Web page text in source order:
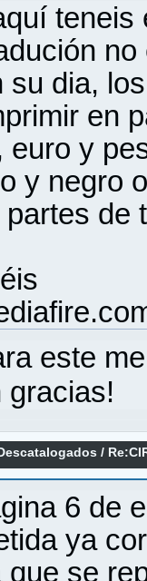
su dia,
en
euro y
y negro
de
este
gracias!
/
6 de
ya
que se